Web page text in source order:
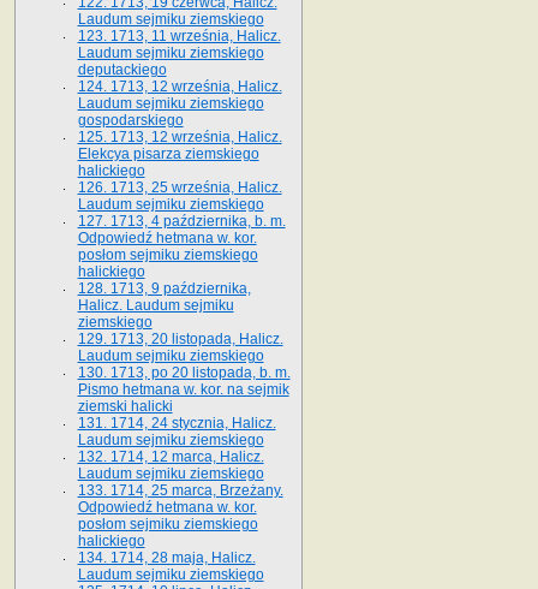
Laudum sejmiku ziemskiego
123. 1713, 11 września, Halicz.
Laudum sejmiku ziemskiego
deputackiego
124. 1713, 12 września, Halicz.
Laudum sejmiku ziemskiego
gospodarskiego
125. 1713, 12 września, Halicz.
Elekcya pisarza ziemskiego
halickiego
126. 1713, 25 września, Halicz.
Laudum sejmiku ziemskiego
127. 1713, 4 października, b. m.
Odpowiedź hetmana w. kor.
posłom sejmiku ziemskiego
halickiego
128. 1713, 9 października,
Halicz. Laudum sejmiku
ziemskiego
129. 1713, 20 listopada, Halicz.
Laudum sejmiku ziemskiego
130. 1713, po 20 listopada, b. m.
Pismo hetmana w. kor. na sejmik
ziemski halicki
131. 1714, 24 stycznia, Halicz.
Laudum sejmiku ziemskiego
132. 1714, 12 marca, Halicz.
Laudum sejmiku ziemskiego
133. 1714, 25 marca, Brzeżany.
Odpowiedź hetmana w. kor.
posłom sejmiku ziemskiego
halickiego
134. 1714, 28 maja, Halicz.
Laudum sejmiku ziemskiego